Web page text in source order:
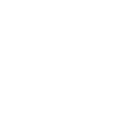
Diputación
Junta de
Resorts,
festival que